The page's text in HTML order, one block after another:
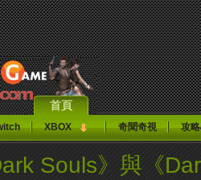
首頁
XBOX 奇聞奇視 攻
Souls》與《